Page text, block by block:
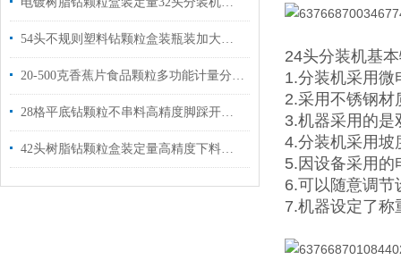
54头不规则塑料钻颗粒盒装瓶装加大料仓不漏料无静电分装机生产厂家
20-500克香蕉片食品颗粒多功能计量分装机器
28格平底钻颗粒不串料高精度脚踩开关下料称重分装机厂家定制
42头树脂钻颗粒盒装定量高精度下料分装机品牌
24头分装机基
1.分装机采用微
2.采用不锈钢材
3.机器采用的是
4.分装机采用坡
5.因设备采用的
6.可以随意调节
7.机器设定了称